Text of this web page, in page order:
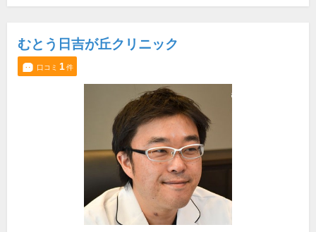
むとう日吉が丘クリニック
口コミ 1件